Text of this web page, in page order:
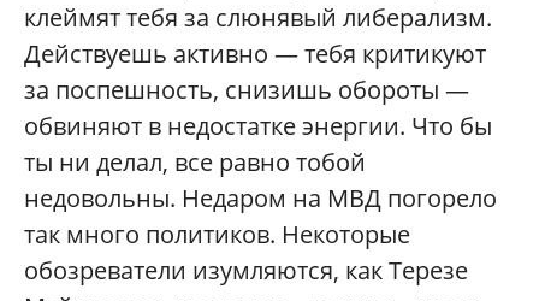
клеймят тебя за слюнявый либерализм.
Действуешь активно — тебя критикуют
за поспешность, снизишь обороты —
обвиняют в недостатке энергии. Что бы
ты ни делал, все равно тобой
недовольны. Недаром на МВД погорело
так много политиков. Некоторые
обозреватели изумляются, как Терезе